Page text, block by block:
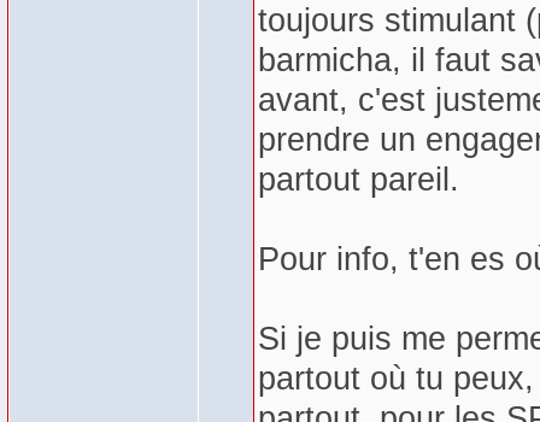
toujours stimulant
barmicha, il faut
avant, c'est
prendre un
partout pareil.
Pour info, t'en es
Si je puis me
partout où tu